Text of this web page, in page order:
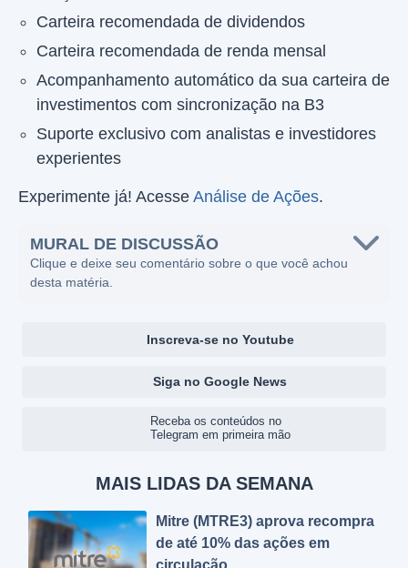
Carteira recomendada de dividendos
Carteira recomendada de renda mensal
Acompanhamento automático da sua carteira de
investimentos com sincronização na B3
Suporte exclusivo com analistas e investidores
experientes
Experimente já! Acesse Análise de Ações.
MURAL DE DISCUSSÃO
Clique e deixe seu comentário sobre o que você achou
desta matéria.
Inscreva-se no Youtube
Siga no Google News
Receba os conteúdos no
Telegram em primeira mão
MAIS LIDAS DA SEMANA
Mitre (MTRE3) aprova recompra
de até 10% das ações em
circulação